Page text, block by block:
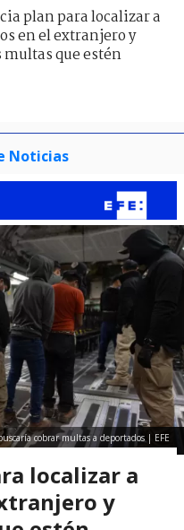
plan para localizar a
en el extranjero y
que estén
Noticias
cobrar multas a deportados | EFE
localizar a
y